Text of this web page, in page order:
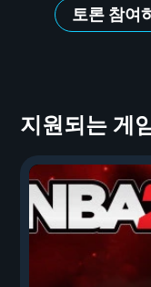
토론 참여
지원되는 게